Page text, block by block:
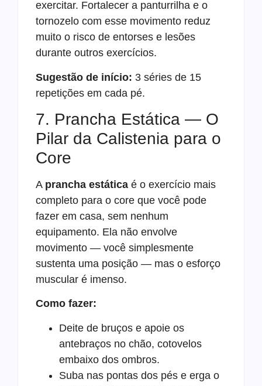
exercitar. Fortalecer a panturrilha e o
tornozelo com esse movimento reduz
muito o risco de entorses e lesões
durante outros exercícios.
Sugestão de início: 3 séries de 15
repetições em cada pé.
7. Prancha Estática — O
Pilar da Calistenia para o
Core
A prancha estática é o exercício mais
completo para o core que você pode
fazer em casa, sem nenhum
equipamento. Ela não envolve
movimento — você simplesmente
sustenta uma posição — mas o esforço
muscular é imenso.
Como fazer:
Deite de bruços e apoie os
antebraços no chão, cotovelos
embaixo dos ombros.
Suba nas pontas dos pés e erga o